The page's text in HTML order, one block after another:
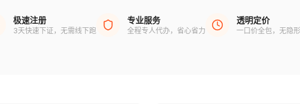
极速注册
3天快速下证，无需线下跑
专业服务
全程专人代办，省心省力
透明定价
一口价全包，无隐